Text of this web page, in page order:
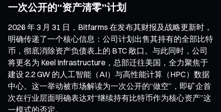
一次公开的“资产清零”计划
2026 年 3 月 31 日，Bitfarms 在发布其财报及战略更新时，
明确传递了一个核心信息：公司计划出售其持有的全部比特
币，彻底消除资产负债表上的 BTC 敞口。与此同时，公司
将更名为 Keel Infrastructure，总部迁往美国，全力聚焦于
建设 2.2 GW 的人工智能（AI）与高性能计算（HPC）数据
中心。这一举动被市场解读为一次公开的“做空”，即矿企首
次在行业层面明确表达对“继续持有比特币作为核心资产”这
一模式的否定。